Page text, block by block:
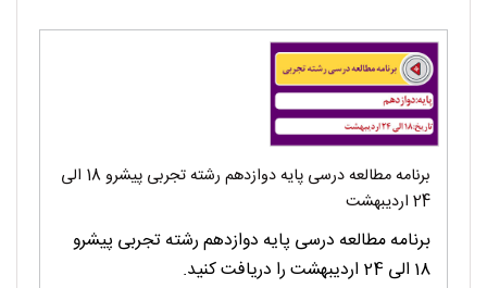
برنامه مطالعه درسی پایه دوازدهم رشته تجربی پیشرو 18 الی
24 اردیبهشت
برنامه مطالعه درسی پایه دوازدهم رشته تجربی پیشرو
18 الی 24 اردیبهشت را دریافت کنید.